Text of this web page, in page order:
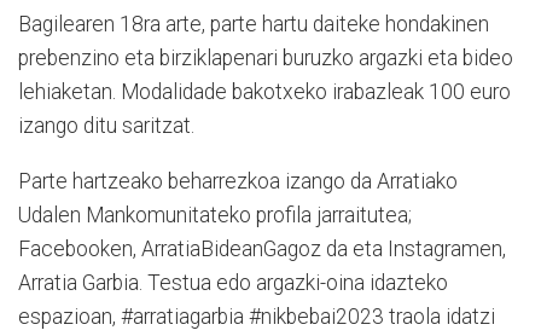
Bagilearen 18ra arte, parte hartu daiteke hondakinen
prebenzino eta birziklapenari buruzko argazki eta bideo
lehiaketan. Modalidade bakotxeko irabazleak 100 euro
izango ditu saritzat.
Parte hartzeako beharrezkoa izango da Arratiako
Udalen Mankomunitateko profila jarraitutea;
Facebooken, ArratiaBideanGagoz da eta Instagramen,
Arratia Garbia. Testua edo argazki-oina idazteko
espazioan, #arratiagarbia #nikbebai2023 traola idatzi